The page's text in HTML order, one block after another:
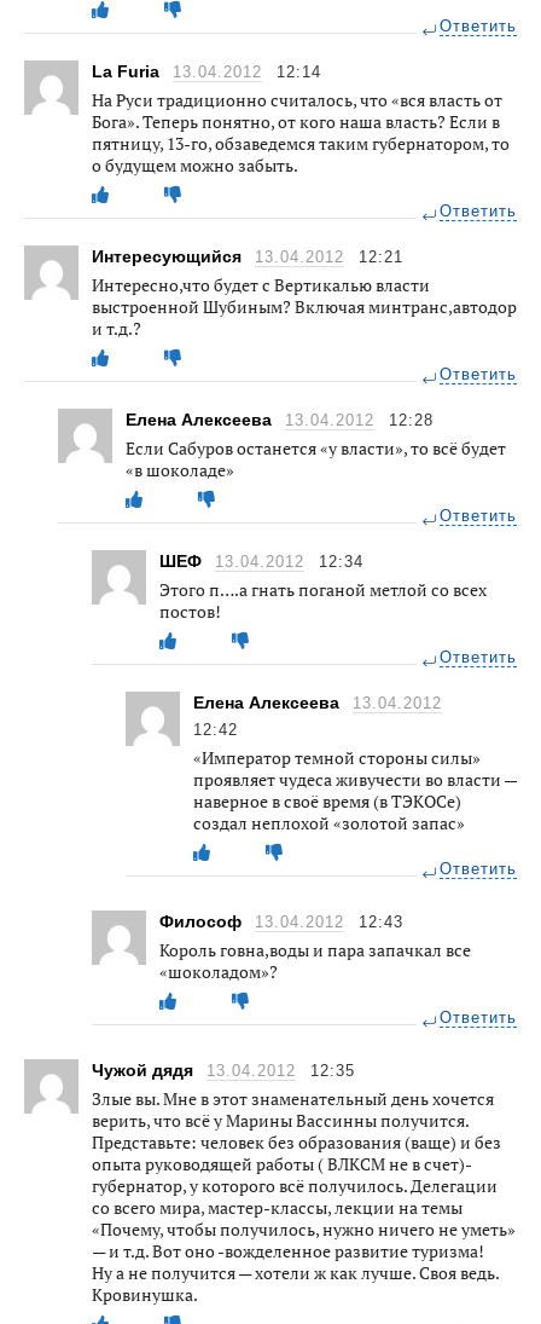
Ответить
La Furia 13.04.2012 12:14
На Руси традиционно считалось, что «вся власть от
Бога». Теперь понятно, от кого наша власть? Если в
пятницу, 13-го, обзаведемся таким губернатором, то
о будущем можно забыть.
Ответить
Интересующийся 13.04.2012 12:21
Интересно,что будет с Вертикалью власти
выстроенной Шубиным? Включая минтранс,автодор
и т.д.?
Ответить
Елена Алексеева 13.04.2012 12:28
Если Сабуров останется «у власти», то всё будет
«в шоколаде»
Ответить
ШЕФ 13.04.2012 12:34
Этого п….а гнать поганой метлой со всех
постов!
Ответить
Елена Алексеева
13.04.2012
12:42
«Император темной стороны силы»
проявляет чудеса живучести во власти —
наверное в своё время (в ТЭКОСе)
создал неплохой «золотой запас»
Ответить
Философ 13.04.2012 12:43
Король говна,воды и пара запачкал все
«шоколадом»?
Ответить
Чужой дядя 13.04.2012 12:35
Злые вы. Мне в этот знаменательный день хочется
верить, что всё у Марины Вассинны получится.
Представьте: человек без образования (ваще) и без
опыта руководящей работы ( ВЛКСМ не в счет)-
губернатор, у которого всё получилось. Делегации
со всего мира, мастер-классы, лекции на темы
«Почему, чтобы получилось, нужно ничего не уметь»
— и т.д. Вот оно -вожделенное развитие туризма!
Ну а не получится — хотели ж как лучше. Своя ведь.
Кровинушка.